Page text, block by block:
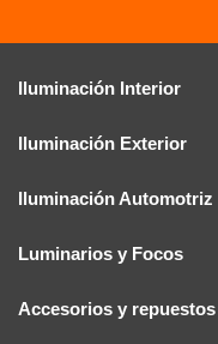
Iluminación Interior
Iluminación Exterior
Iluminación Automotriz
Luminarios y Focos
Accesorios y repuestos